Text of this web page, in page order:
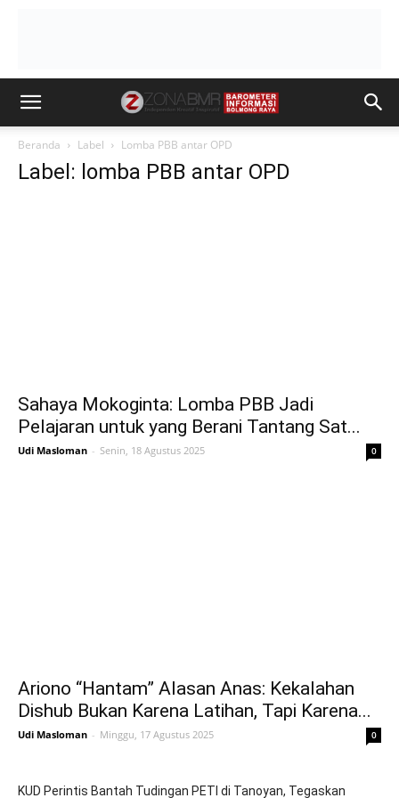
Beranda Label Lomba PBB antar OPD
Label: lomba PBB antar OPD
Sahaya Mokoginta: Lomba PBB Jadi
Pelajaran untuk yang Berani Tantang Sat...
Udi Masloman - Senin, 18 Agustus 2025 0
Ariono “Hantam” Alasan Anas: Kekalahan
Dishub Bukan Karena Latihan, Tapi Karena...
Udi Masloman - Minggu, 17 Agustus 2025 0
KUD Perintis Bantah Tudingan PETI di Tanoyan, Tegaskan